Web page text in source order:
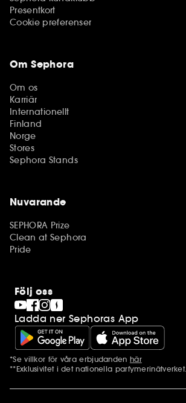
Presentkort
Cookie preferenser
Om Sephora
Om os
Karriär
Internationellt
Finland
Norge
Stores
Sephora Stands
Nuvarande
SEPHORA Prize
Clean at Sephora
Pride
Följ oss
Ladda ner Sephoras App
Ytterligare information
*Se villkor för våra erbjudanden här
**Exklusivitet i det nationella parfymerinätverket.